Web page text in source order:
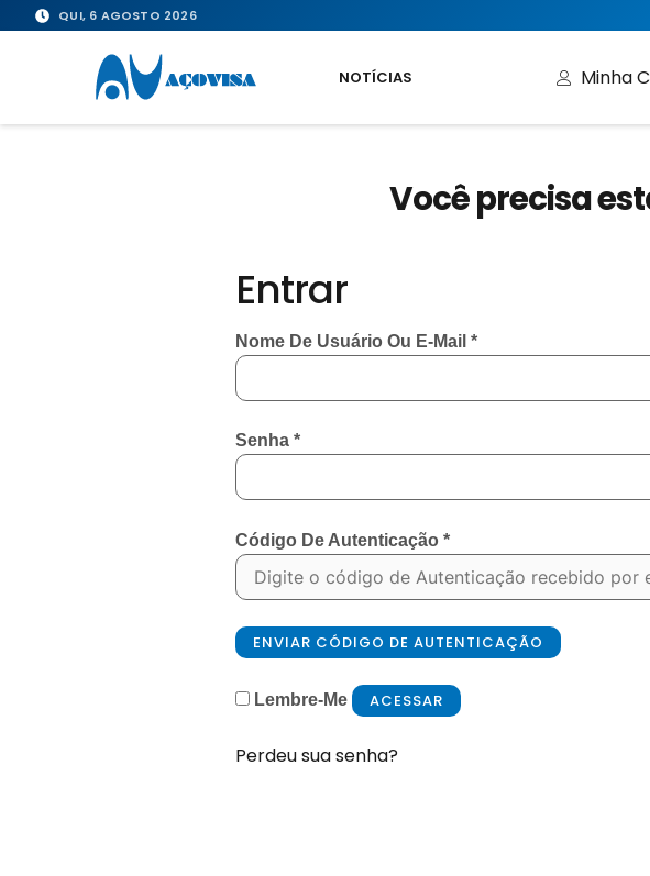
QUI, 6 AGOSTO 2026
NOTÍCIAS Minha
Você precisa
Entrar
Nome De Usuário Ou E-Mail*
Senha*
Código De Autenticação*
ENVIAR CÓDIGO DE AUTENTICAÇÃO
Lembre-Me ACESSAR
Perdeu sua senha?